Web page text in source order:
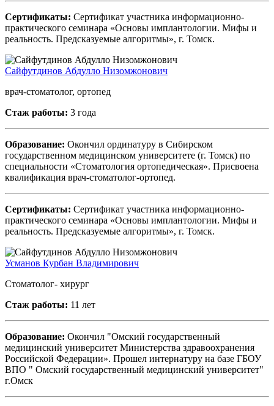
Сертификаты: Сертификат участника информационно-
практического семинара «Основы имплантологии. Мифы и
реальность. Предсказуемые алгоритмы», г. Томск.
Сайфутдинов Абдулло Низомжонович
врач-стоматолог, ортопед
Стаж работы: 3 года
Образование: Окончил ординатуру в Сибирском
государственном медицинском университете (г. Томск) по
специальности «Стоматология ортопедическая». Присвоена
квалификация врач-стоматолог-ортопед.
Сертификаты: Сертификат участника информационно-
практического семинара «Основы имплантологии. Мифы и
реальность. Предсказуемые алгоритмы», г. Томск.
Усманов Курбан Владимирович
Стоматолог- хирург
Стаж работы: 11 лет
Образование: Окончил "Омский государственный
медицинский университет Министерства здравоохранения
Российской Федерации». Прошел интернатуру на базе ГБОУ
ВПО " Омский государственный медицинский университет"
г.Омск